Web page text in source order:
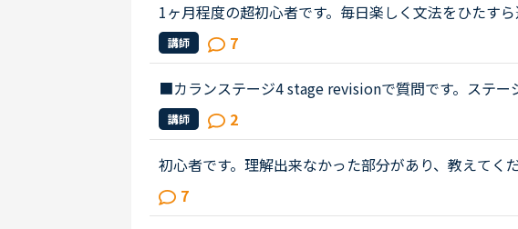
1ヶ月程度の超初心者です。毎日楽しく文法をひたす
い、発音を正して頂き楽しいのですが、少しマンネリ
たのですが、、、side by sideにつ...
講師 7
■カランステージ4 stage revisionで質問です。ステ
e revisionに入りました。レッスンが終わり講師のメッ
るのですが該当箇所が見当たりま...
講師 2
初心者です。理解出来なかった部分があり、教えて
out Gabriella's birthday party. James When was
weekend.James How was t...
7